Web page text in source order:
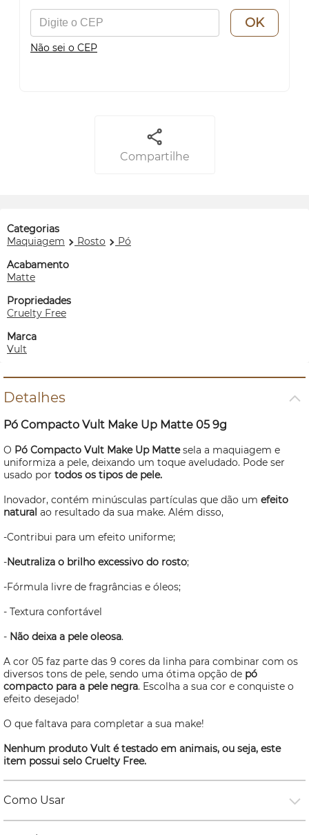
OK
Não sei o CEP
Compartilhe
Categorias
Maquiagem
Rosto
Pó
Acabamento
Matte
Propriedades
Cruelty Free
Marca
Vult
Detalhes
Pó Compacto Vult Make Up Matte 05 9g
O Pó Compacto Vult MakeUp Mattesela a maquiagem e
uniformiza a pele, deixando um toque aveludado. Pode ser
usado por todos os tipos de pele.
Inovador, contém minúsculas partículas que dão um efeito
natural ao resultado da sua make. Além disso,
-Contribui para um efeito uniforme;
-Neutraliza o brilho excessivo do rosto;
-Fórmula livre de fragrâncias e óleos;
- Textura confortável
- Não deixa a pele oleosa.
A cor 05 faz parte das 9 cores da linha para combinar com os
diversos tons de pele, sendo uma ótima opção de pó
compacto para a pele negra. Escolha a sua cor e conquiste o
efeito desejado!
O que faltava para completar a sua make!
Nenhum produto Vult é testado em animais, ou seja, este
item possui selo Cruelty Free.
Como Usar